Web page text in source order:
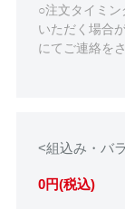
○注文タイミ
いただく場合
にてご連絡を
<組込み・バ
0円(税込)